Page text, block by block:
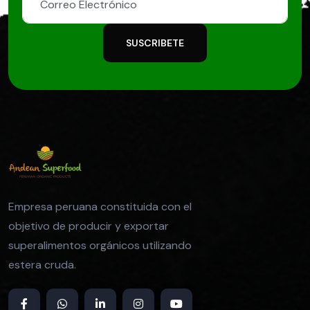
SUSCRIBETE
Empresa peruana constituida con el
objetivo de producir y exportar
superalimentos orgánicos utilizando
estera cruda.